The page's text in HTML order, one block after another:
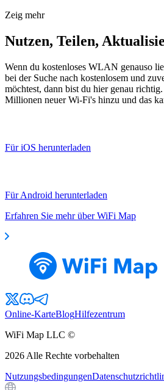
Zeig mehr
Nutzen, Teilen,
Wenn du kostenloses WLAN genauso
bei der Suche nach kostenlosem und
möchtest, dann bist du hier genau
Millionen neuer Wi-Fi's hinzu und das
Für iOS herunterladen
Für Android herunterladen
Erfahren Sie mehr über WiFi Map
Online-KarteBlogHilfezentrum
WiFi Map LLC ©
2026 Alle Rechte vorbehalten
Nutzungsbedingungen